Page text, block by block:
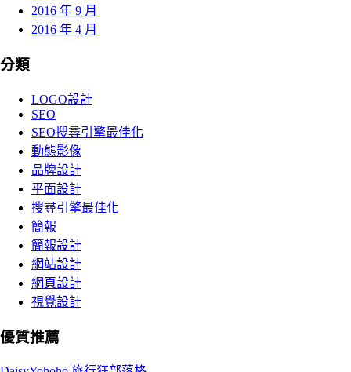
2016 年 9 月
2016 年 4 月
分類
LOGO設計
SEO
SEO搜尋引擎最佳化
動態影像
品牌設計
平面設計
搜尋引擎最佳化
簡報
簡報設計
網站設計
網頁設計
視覺設計
優質推薦